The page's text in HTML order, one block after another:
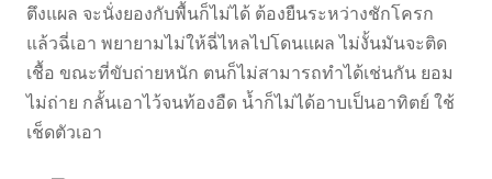
ตึงแผล จะนั่งยองกับพื้นก็ไม่ได้ ต้องยืนระหว่างชักโครก
แล้วฉี่เอา พยายามไม่ให้ฉี่ไหลไปโดนแผล ไม่งั้นมันจะติด
เชื้อ ขณะที่ขับถ่ายหนัก ตนก็ไม่สามารถทำได้เช่นกัน ยอม
ไม่ถ่าย กลั้นเอาไว้จนท้องอืด น้ำก็ไม่ได้อาบเป็นอาทิตย์ ใช้
เช็ดตัวเอา